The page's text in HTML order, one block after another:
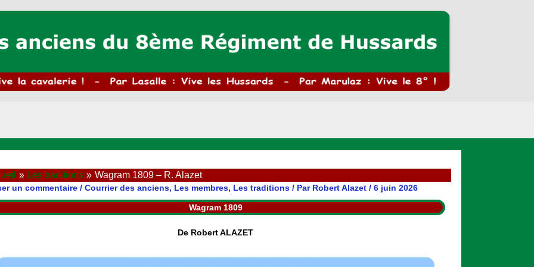
Les traditions Wagram 1809 – R. Alazet
un commentaire / Courrier des anciens, Les membres, Les traditions/ Par Robert Alazet / 6 juin 2026
Wagram 1809
De Robert ALAZET